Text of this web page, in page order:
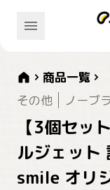
商品一覧
その他
ノーブ
【3個セッ
ルジェッ
smile オリ